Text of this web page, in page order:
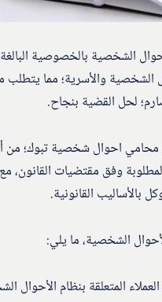
الشخصية بالخصوصية
الشخصية والأسرية؛ مما
لحل القضية بنجاح.
محامي احوال شخصية تبوك؛
وفق مقتضيات القانون،
بالأساليب القانونية.
الشخصية، ما يلي:
المتعلقة بنظام الأحوال